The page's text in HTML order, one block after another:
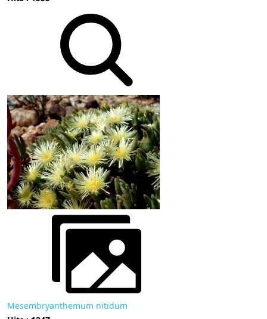
Mesembryanthemum nitidum